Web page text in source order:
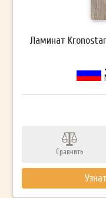
Ламинат
Сравнить